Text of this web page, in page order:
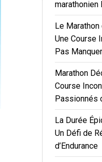
marathonien
Le Marathon
Une Course
Pas Manquer
Marathon
Course
Passionnés
La Durée
Un Défi de
d’Endurance